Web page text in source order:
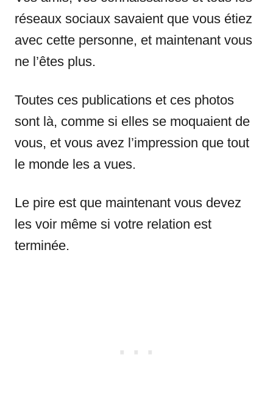
réseaux sociaux savaient que vous étiez
avec cette personne, et maintenant vous
ne l’êtes plus.
Toutes ces publications et ces photos
sont là, comme si elles se moquaient de
vous, et vous avez l’impression que tout
le monde les a vues.
Le pire est que maintenant vous devez
les voir même si votre relation est
terminée.